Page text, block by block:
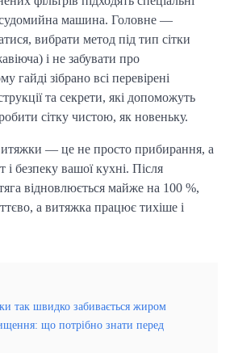
машина. Головне —
вибрати метод під тип сітки
і не забувати про
гайді зібрано всі перевірені
та секрети, які допоможуть
сітку чистою, як новеньку.
— це не просто прибирання, а
і безпеку вашої кухні. Після
відновлюється майже на 100 %,
а витяжка працює тихіше і
так швидко забивається жиром
що потрібно знати перед